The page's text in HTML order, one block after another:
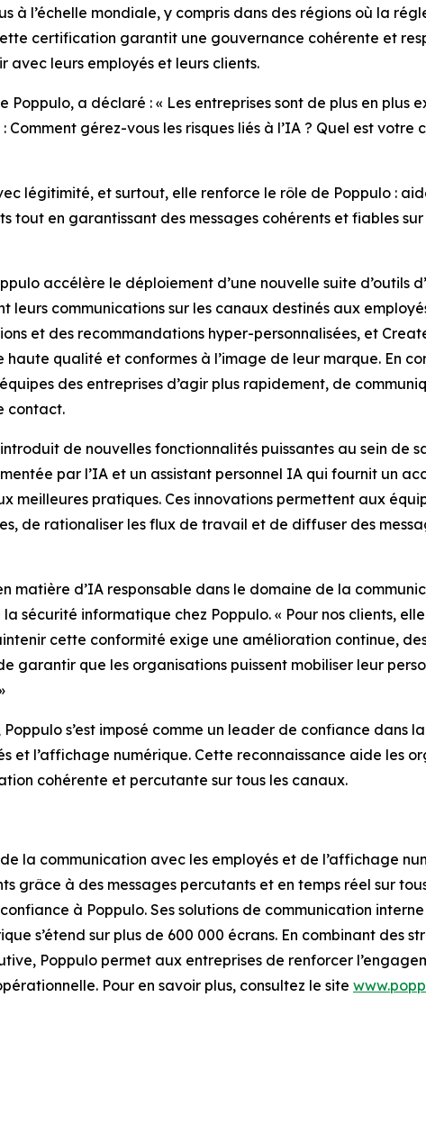
à l’échelle mondiale, y compris dans des régions où la
certification garantit une gouvernance cohérente et
leurs employés et leurs clients.
Poppulo, a déclaré : « Les entreprises sont de plus en
gérez-vous les risques liés à l’IA ? Quel est
légitimité, et surtout, elle renforce le rôle de Poppulo :
en garantissant des messages cohérents et fiables sur
accélère le déploiement d’une nouvelle suite d’outils
communications sur les canaux destinés aux
et des recommandations hyper-personnalisées, et
qualité et conformes à l’image de leur marque. En
des entreprises d’agir plus rapidement, de
contact.
de nouvelles fonctionnalités puissantes au sein de
par l’IA et un assistant personnel IA qui fournit un
meilleures pratiques. Ces innovations permettent aux
de rationaliser les flux de travail et de diffuser des
matière d’IA responsable dans le domaine de la
sécurité informatique chez Poppulo. « Pour nos clients,
cette conformité exige une amélioration continue,
que les organisations puissent mobiliser leur
s’est imposé comme un leader de confiance dans
et l’affichage numérique. Cette reconnaissance aide les
cohérente et percutante sur tous les canaux.
la communication avec les employés et de l’affichage
grâce à des messages percutants et en temps réel sur
à Poppulo. Ses solutions de communication
s’étend sur plus de 600 000 écrans. En combinant des
Poppulo permet aux entreprises de renforcer
Pour en savoir plus, consultez le site